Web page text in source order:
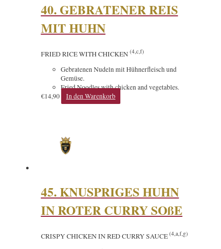
40. GEBRATENER REIS
MIT HUHN
FRIED RICE WITH CHICKEN(4,c,f)
Gebratenen Nudeln mit Hühnerfleisch und
Gemüse.
Fried Noodles with chicken and vegetables.
€14,90 In den Warenkorb
45. KNUSPRIGES HUHN
IN ROTER CURRY SOßE
CRISPY CHICKEN IN RED CURRY SAUCE(4,a,f,g)